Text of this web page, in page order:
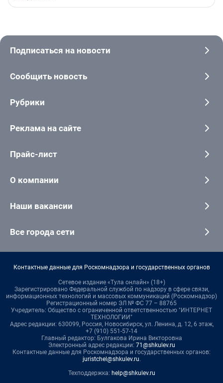
Подписаться на новости
Сообщить новость
Рубрики
Реклама на сайте
Прайс-лист
О компании
Наши вакансии
Все города сети
Контактные данные для Роскомнадзора и государственных органов
Сетевое издание «Тула онлайн» (18+)
Зарегистрировано Федеральной службой по надзору в сфере связи,
информационных технологий и массовых коммуникаций (Роскомнадзор)
Регистрационный номер ЭЛ № ФС 77 – 88765
Учредитель: Общество с ограниченной ответственностью "ИНТЕРНЕТ
ТЕХНОЛОГИИ"
Адрес редакции: 630099, Россия, Новосибирск, ул. Ленина, д. 12, 6 этаж,
+7 (910) 551-57-14
Главный редактор: Булгакова Ирина Викторовна
Электронный адрес редакции: 71@shkulev.ru
Контактные данные для Роскомнадзора и государственных органов:
juristchel@shkulev.ru.
Техподдержка: help@shkulev.ru